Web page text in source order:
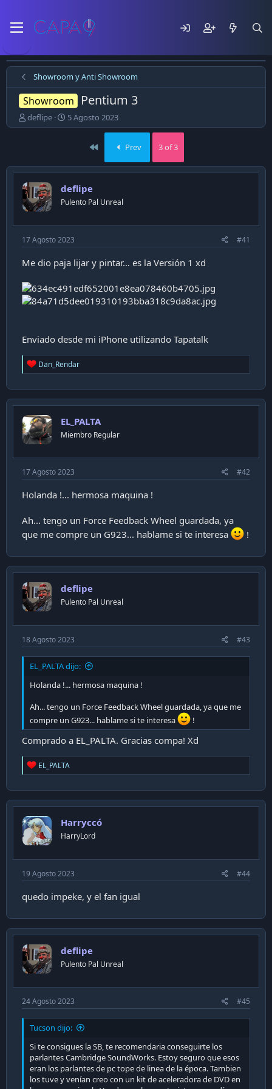
Showroom y Anti Showroom
Showroom Pentium 3
E
m
ó
e
l
t
e
m
a
deflipe
F
e
d
p
u
l
i
c
a
c
ó
n
5 Agosto 2023
First Prev 3 of 3
deflipe
Pulento Pal Unreal
17 Agosto 2023 #41
Me dio paja lijar y pintar… es la Versión 1 xd
Enviado desde mi iPhone utilizando Tapatalk
R
e
c
t
o
n
s
Dan_Rendar
EL_PALTA
Miembro Regular
17 Agosto 2023 #42
Holanda !... hermosa maquina !
Ah... tengo un Force Feedback Wheel guardada, ya
que me compre un G923... hablame si te interesa
!
deflipe
Pulento Pal Unreal
18 Agosto 2023 #43
EL_PALTA dijo:
Holanda !... hermosa maquina !
Ah... tengo un Force Feedback Wheel guardada, ya que me
compre un G923... hablame si te interesa
!
Comprado a EL_PALTA. Gracias compa! Xd
R
e
c
t
o
n
s
EL_PALTA
Harryccó
HarryLord
19 Agosto 2023 #44
quedo impeke, y el fan igual
deflipe
Pulento Pal Unreal
24 Agosto 2023 #45
Tucson dijo:
Si te consigues la SB, te recomendaria conseguirte los
parlantes Cambridge SoundWorks. Estoy seguro que esos
eran los parlantes de pc tope de linea de la época. Tambien
los tuve y venían creo con un kit de aceleradora de DVD en